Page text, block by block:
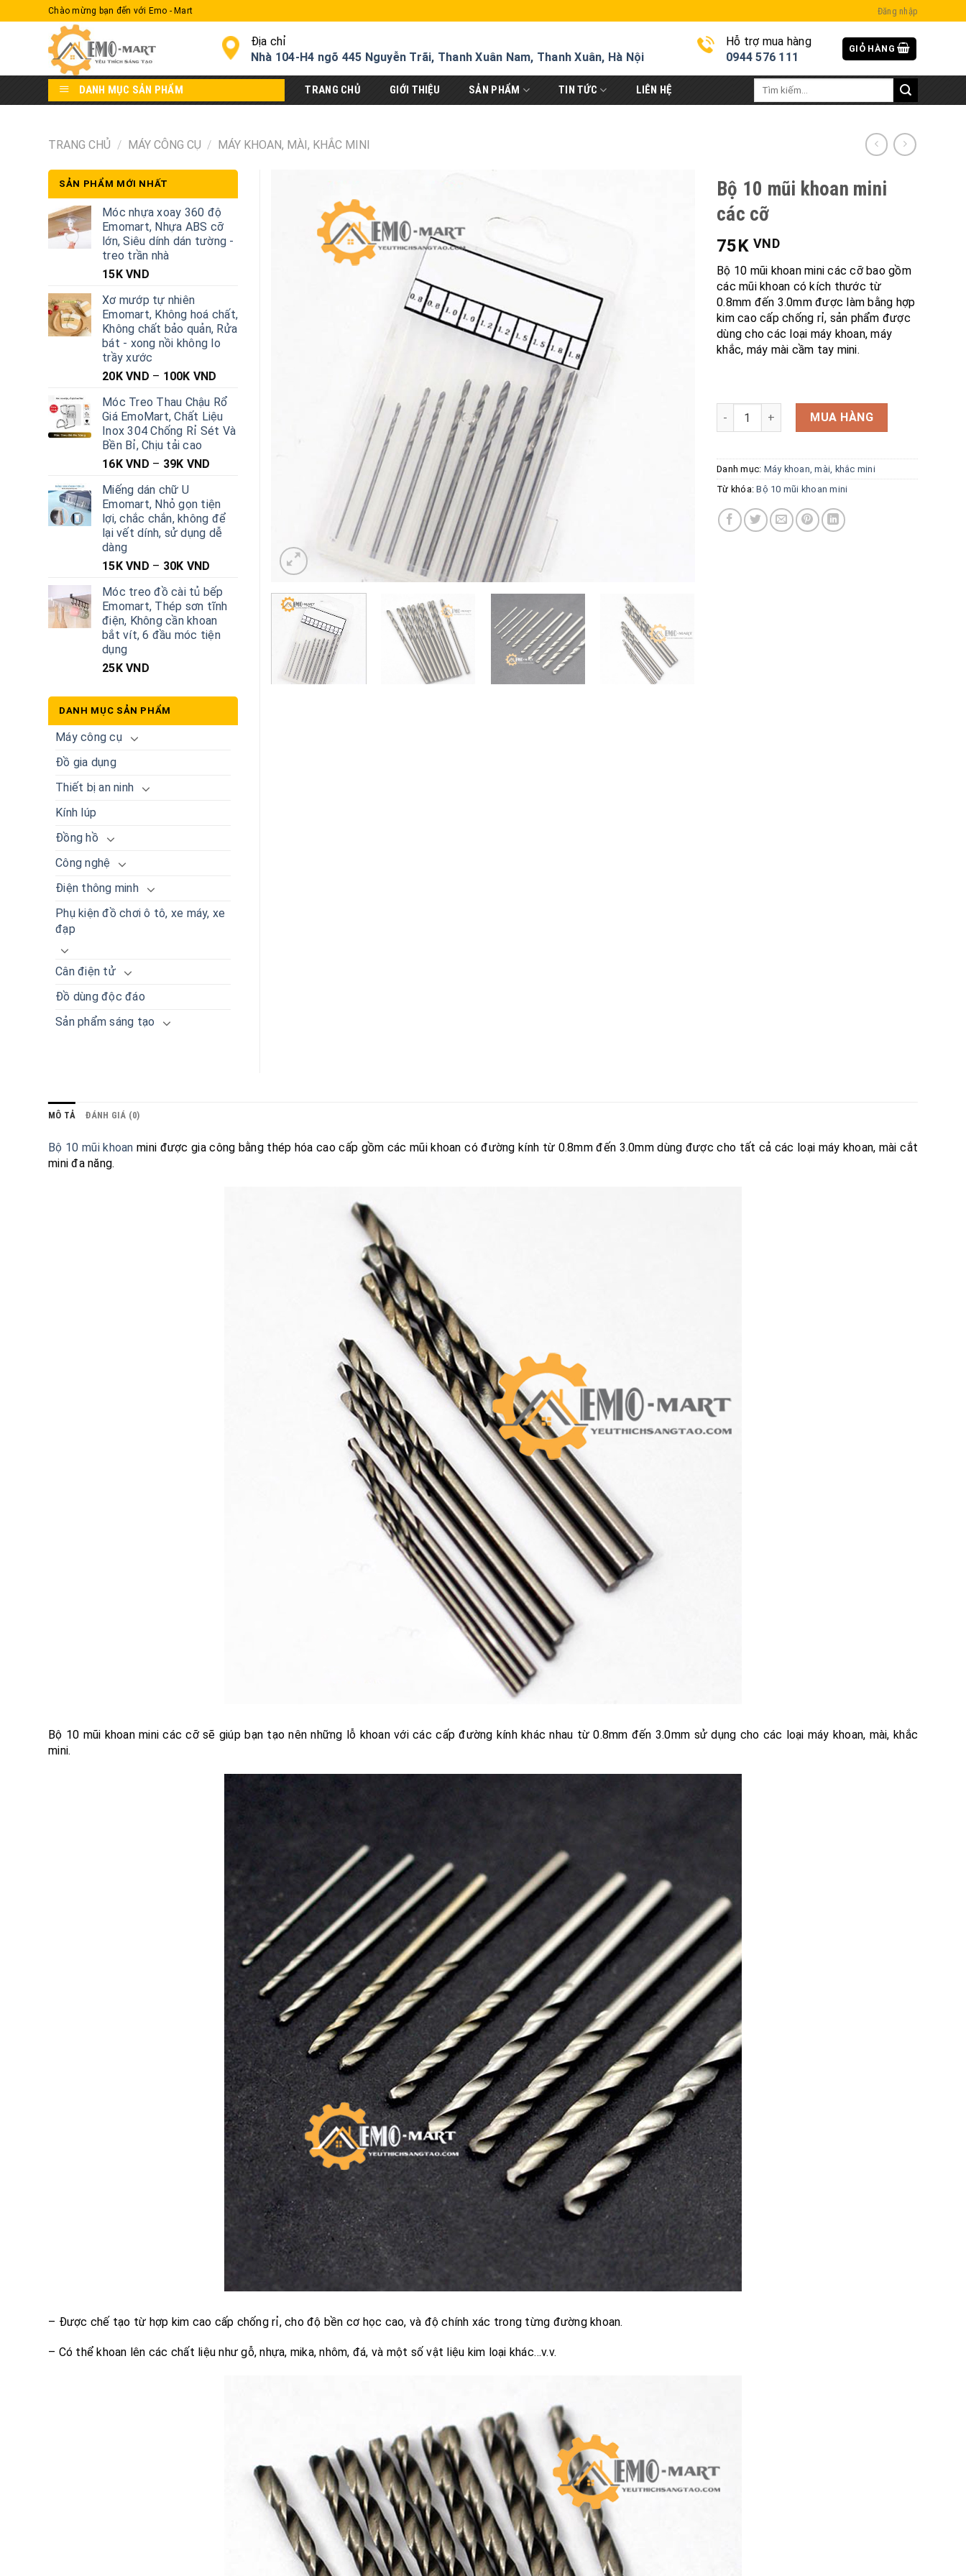
to
Chào mừng bạn đến với Emo - Mart Đăng nhập
Địa chỉ
Nhà 104-H4 ngõ 445 Nguyễn Trãi, Thanh Xuân Nam, Thanh Xuân, Hà Nội
Hỗ trợ mua hàng
0944 576 111
GIỎ HÀNG
DANH MỤC SẢN PHẨM TRANG CHỦ GIỚI THIỆU SẢN PHẨM TIN TỨC LIÊN HỆ
kiếm:
TRANG CHỦ / MÁY CÔNG CỤ / MÁY KHOAN, MÀI, KHẮC MINI
Bộ 10 mũi khoan mini
các cỡ
75K VND
Bộ 10 mũi khoan mini các cỡ bao gồm
các mũi khoan có kích thước từ
0.8mm đến 3.0mm được làm bằng hợp
kim cao cấp chống rỉ, sản phẩm được
dùng cho các loại máy khoan, máy
khắc, máy mài cầm tay mini.
Bộ 10 mũi khoan mini các cỡ số lượng
MUA HÀNG
Danh mục: Máy khoan, mài, khắc mini
Từ khóa:Bộ 10 mũi khoan mini
SẢN PHẨM MỚI NHẤT
Móc nhựa xoay 360 độ
Emomart, Nhựa ABS cỡ
lớn, Siêu dính dán tường -
treo trần nhà
15K VND
Xơ mướp tự nhiên
Emomart, Không hoá chất,
Không chất bảo quản, Rửa
bát - xong nồi không lo
trầy xước
20K VND – 100K VND
Móc Treo Thau Chậu Rổ
Giá EmoMart, Chất Liệu
Inox 304 Chống Rỉ Sét Và
Bền Bỉ, Chịu tải cao
16K VND – 39K VND
Miếng dán chữ U
Emomart, Nhỏ gọn tiện
lợi, chắc chắn, không để
lại vết dính, sử dụng dễ
dàng
15K VND – 30K VND
Móc treo đồ cài tủ bếp
Emomart, Thép sơn tĩnh
điện, Không cần khoan
bắt vít, 6 đầu móc tiện
dụng
25K VND
DANH MỤC SẢN PHẨM
Máy công cụ
Đồ gia dụng
Thiết bị an ninh
Kính lúp
Đồng hồ
Công nghệ
Điện thông minh
Phụ kiện đồ chơi ô tô, xe máy, xe
đạp
Cân điện tử
Đồ dùng độc đáo
Sản phẩm sáng tạo
MÔ TẢ ĐÁNH GIÁ (0)
Bộ 10 mũi khoan mini được gia công bằng thép hóa cao cấp gồm các mũi khoan có đường kính từ 0.8mm đến 3.0mm dùng được cho tất cả các loại máy khoan, mài cắt
mini đa năng.
Bộ 10 mũi khoan mini các cỡ sẽ giúp bạn tạo nên những lỗ khoan với các cấp đường kính khác nhau từ 0.8mm đến 3.0mm sử dụng cho các loại máy khoan, mài, khắc
mini.
– Được chế tạo từ hợp kim cao cấp chống rỉ, cho độ bền cơ học cao, và độ chính xác trong từng đường khoan.
– Có thể khoan lên các chất liệu như gỗ, nhựa, mika, nhôm, đá, và một số vật liệu kim loại khác…v.v.